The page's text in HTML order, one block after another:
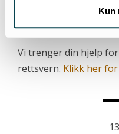
Kun
Vi trenger din hjelp
rettsvern. Klikk her